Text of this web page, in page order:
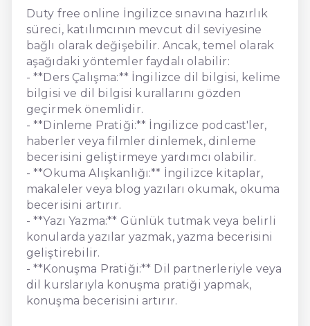
Duty free online İngilizce sınavına hazırlık
süreci, katılımcının mevcut dil seviyesine
bağlı olarak değişebilir. Ancak, temel olarak
aşağıdaki yöntemler faydalı olabilir:
- **Ders Çalışma:** İngilizce dil bilgisi, kelime
bilgisi ve dil bilgisi kurallarını gözden
geçirmek önemlidir.
- **Dinleme Pratiği:** İngilizce podcast'ler,
haberler veya filmler dinlemek, dinleme
becerisini geliştirmeye yardımcı olabilir.
- **Okuma Alışkanlığı:** İngilizce kitaplar,
makaleler veya blog yazıları okumak, okuma
becerisini artırır.
- **Yazı Yazma:** Günlük tutmak veya belirli
konularda yazılar yazmak, yazma becerisini
geliştirebilir.
- **Konuşma Pratiği:** Dil partnerleriyle veya
dil kurslarıyla konuşma pratiği yapmak,
konuşma becerisini artırır.